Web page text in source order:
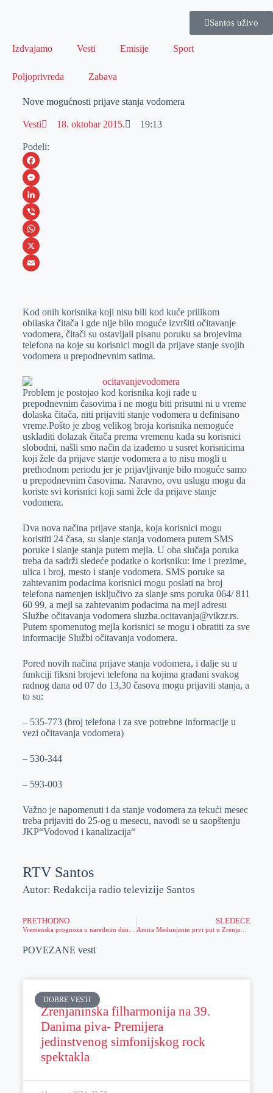
Santos uživo
Izdvajamo Vesti Emisije Sport
Poljoprivreda Zabava
Nove mogućnosti prijave stanja vodomera
Vesti 18. oktobar 2015. 19:13
Podeli:
F
a
c
e
b
o
M
e
s
s
e
e
r
L
i
n
k
I
n
V
i
b
W
h
s
A
p
X
a
i
l
Kod onih korisnika koji nisu bili kod kuće prilikom
obilaska čitača i gde nije bilo moguće izvršiti očitavanje
vodomera, čitači su ostavljali pisanu poruku sa brojevima
telefona na koje su korisnici mogli da prijave stanje svojih
vodomera u prepodnevnim satima.
Problem je postojao kod korisnika koji rade u
prepodnevnim časovima i ne mogu biti prisutni ni u vreme
dolaska čitača, niti prijaviti stanje vodomera u definisano
vreme.Pošto je zbog velikog broja korisnika nemoguće
uskladiti dolazak čitača prema vremenu kada su korisnici
slobodni, našli smo način da izađemo u susret korisnicima
koji žele da prijave stanje vodomera a to nisu mogli u
prethodnom periodu jer je prijavljivanje bilo moguće samo
u prepodnevnim časovima. Naravno, ovu uslugu mogu da
koriste svi korisnici koji sami žele da prijave stanje
vodomera.
Dva nova načina prijave stanja, koja korisnici mogu
koristiti 24 časa, su slanje stanja vodomera putem SMS
poruke i slanje stanja putem mejla. U oba slučaja poruka
treba da sadrži sledeće podatke o korisniku: ime i prezime,
ulica i broj, mesto i stanje vodomera. SMS poruke sa
zahtevanim podacima korisnici mogu poslati na broj
telefona namenjen isključivo za slanje sms poruka 064/ 811
60 99, a mejl sa zahtevanim podacima na mejl adresu
Službe očitavanja vodomera sluzba.ocitavanja@vikzr.rs.
Putem spomenutog mejla korisnici se mogu i obratiti za sve
informacije Službi očitavanja vodomera.
Pored novih načina prijave stanja vodomera, i dalje su u
funkciji fiksni brojevi telefona na kojima građani svakog
radnog dana od 07 do 13,30 časova mogu prijaviti stanja, a
to su:
– 535-773 (broj telefona i za sve potrebne informacije u
vezi očitavanja vodomera)
– 530-344
– 593-003
Važno je napomenuti i da stanje vodomera za tekući mesec
treba prijaviti do 25-og u mesecu, navodi se u saopštenju
JKP“Vodovod i kanalizacija“
RTV Santos
Autor: Redakcija radio televizije Santos
PRETHODNO SLEDEĆE
POVEZANE vesti
DOBRE VESTI
Zrenjaninska filharmonija na 39.
Danima piva- Premijera
jedinstvenog simfonijskog rock
spektakla